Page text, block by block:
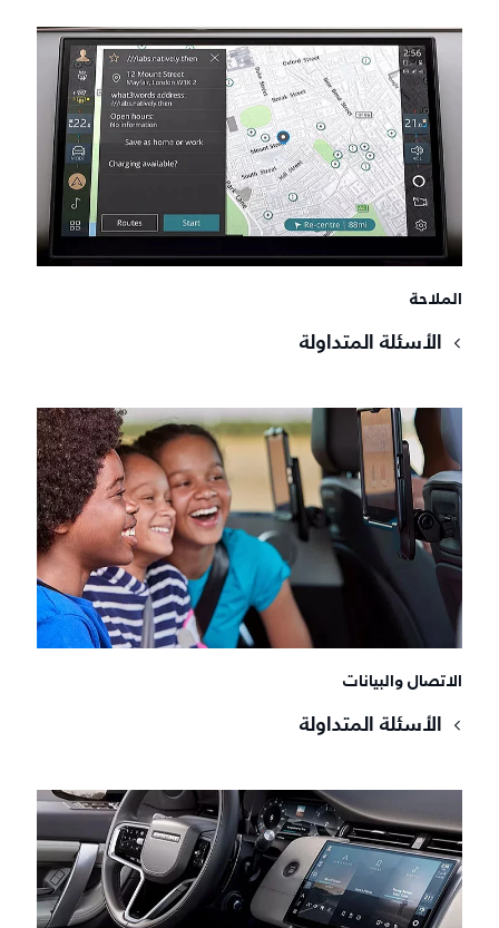
الملاحة
الأسئلة المتداولة
الاتصال والبيانات
الأسئلة المتداولة